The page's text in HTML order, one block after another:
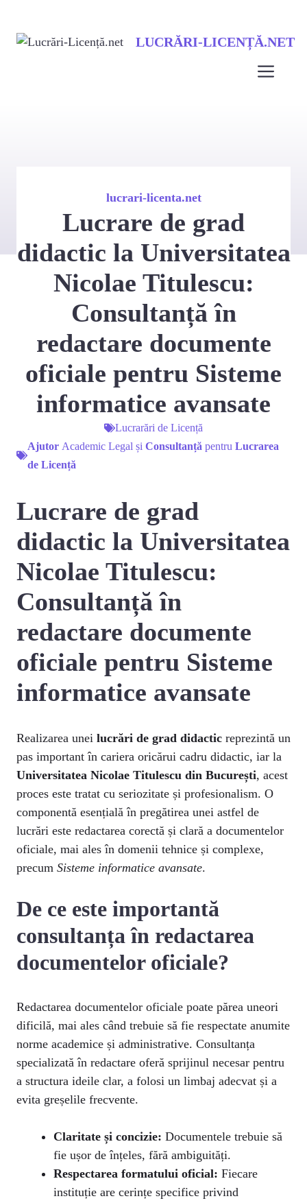
LUCRĂRI-LICENȚĂ.NET
lucrari-licenta.net
Lucrare de grad
didactic la Universitatea
Nicolae Titulescu:
Consultanță în
redactare documente
oficiale pentru Sisteme
informatice avansate
Lucrarări de Licență
Ajutor Academic Legal și Consultanță pentru Lucrarea
de Licență
Lucrare de grad
didactic la Universitatea
Nicolae Titulescu:
Consultanță în
redactare documente
oficiale pentru Sisteme
informatice avansate
Realizarea unei lucrări de grad didactic reprezintă un
pas important în cariera oricărui cadru didactic, iar la
Universitatea Nicolae Titulescu din București, acest
proces este tratat cu seriozitate și profesionalism. O
componentă esențială în pregătirea unei astfel de
lucrări este redactarea corectă și clară a documentelor
oficiale, mai ales în domenii tehnice și complexe,
precum Sisteme informatice avansate.
De ce este importantă
consultanța în redactarea
documentelor oficiale?
Redactarea documentelor oficiale poate părea uneori
dificilă, mai ales când trebuie să fie respectate anumite
norme academice și administrative. Consultanța
specializată în redactare oferă sprijinul necesar pentru
a structura ideile clar, a folosi un limbaj adecvat și a
evita greșelile frecvente.
Claritate și concizie: Documentele trebuie să
fie ușor de înțeles, fără ambiguități.
Respectarea formatului oficial: Fiecare
instituție are cerințe specifice privind